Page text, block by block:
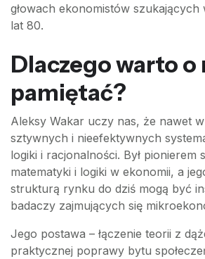
głowach ekonomistów
lat 80.
Dlaczego warto o
pamiętać?
Aleksy Wakar uczy nas, że nawet
sztywnych i nieefektywnych
logiki i racjonalności. Był pionierem
matematyki i logiki w ekonomii, a
strukturą rynku do dziś mogą być
badaczy zajmujących się
Jego postawa – łączenie teorii z
praktycznej poprawy bytu